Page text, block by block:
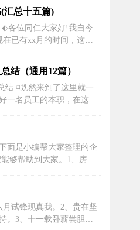
分兴奋，期待能够在那里
听说这家车店不仅卖
服务，这让我觉得更加放
汽车相关的需求。5...
汇总十五篇)
各位同仁大家好!我自今
已有xx月的时间，这期
一道，团结一心，踏实工
任务，会计员工的转正申
年来自己的工作、学习等
汇报：一...
结（通用12篇）
结 ⌑既然来到了这里就一
一名员工的本职，在这里
觉得在工作中学习到的东
我对于未来的一些规划，
名技术人员我认为在什么
工作当中掌...
面是小编帮大家整理的企
够帮助到大家。1、房地
专业团队，创一流优质
千硕为你加油。4、土沃
和管理人员都应该认清
摆...
试锋现真我。2、贵在坚
。3、十一载卧薪尝胆欲